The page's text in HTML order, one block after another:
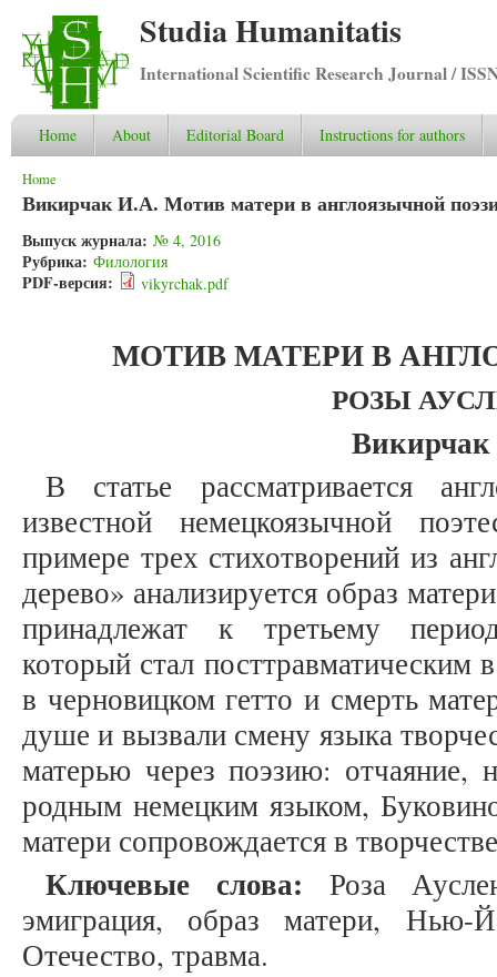
Studia Humanitatis
International Scientific Research Journal /
Home About Editorial Board Instructions for authors
You are here
Home
Викирчак И.А. Мотив матери в англоязычной
Выпуск журнала: № 4, 2016
Рубрика: Филология
PDF-версия: vikyrchak.pdf
МОТИВ МАТЕРИ В
РОЗЫ
В статье рассматривается
известной немецкоязычной
примере трех стихотворений из
дерево» анализируется образ
принадлежат к третьему
который стал посттравматическим
в черновицком гетто и смерть
душе и вызвали смену языка
матерью через поэзию: отчаяние,
родным немецким языком,
матери сопровождается в
Ключевые слова: Роза
эмиграция, образ матери, Нью-
Отечество, травма.